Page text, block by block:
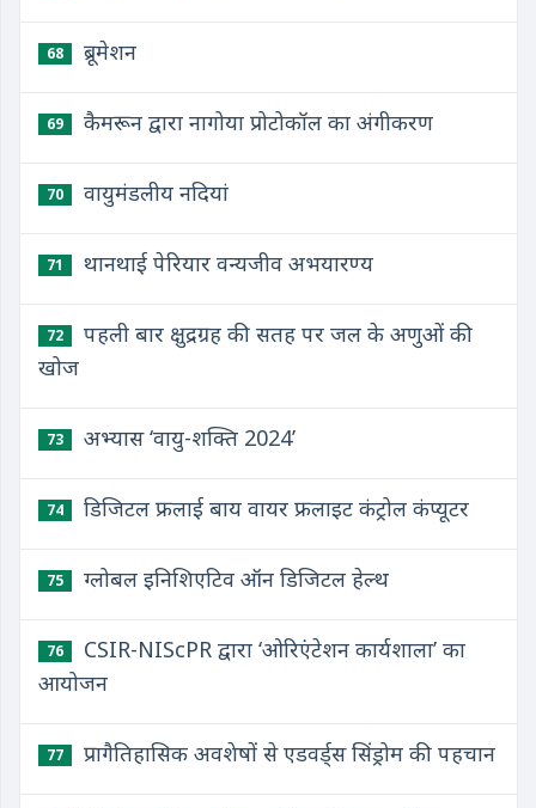
68 ब्रूमेशन
69 कैमरून द्वारा नागोया प्रोटोकॉल का अंगीकरण
70 वायुमंडलीय नदियां
71 थानथाई पेरियार वन्यजीव अभयारण्य
72
पहली बार क्षुद्रग्रह की सतह पर जल के अणुओं की
खोज
73 अभ्यास ‘वायु-शक्ति 2024’
74 डिजिटल फ्रलाई बाय वायर फ्रलाइट कंट्रोल कंप्यूटर
75 ग्लोबल इनिशिएटिव ऑन डिजिटल हेल्थ
76
CSIR-NIScPR द्वारा ‘ओरिएंटेशन कार्यशाला’ का
आयोजन
77 प्रागैतिहासिक अवशेषों से एडवर्ड्स सिंड्रोम की पहचान